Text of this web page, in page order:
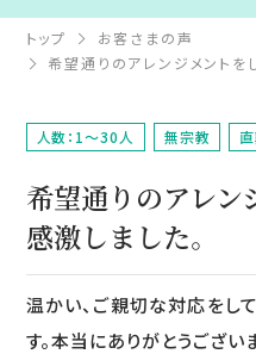
トップ
お客さまの声
希望通りのアレンジメントを
人数：1～30人 無宗教
希望通りのアレン
感激しました。
温かい、ご親切な対応をし
す。本当にありがとうござ